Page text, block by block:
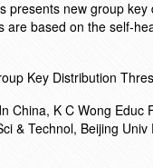
presents new group
are based on the self-
Key Distribution
China, K C Wong Educ
& Technol, Beijing